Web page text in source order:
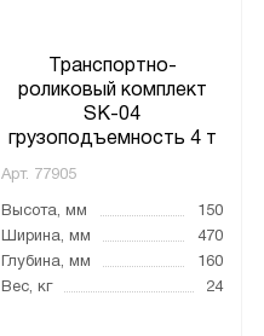
Транспортно-
роликовый комплект
SK-04
грузоподъемность 4 т
Арт. 77905
Высота, мм
150
Ширина, мм
470
Глубина, мм
160
Вес, кг
24